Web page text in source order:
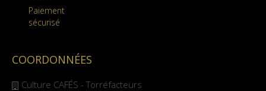
Paiement
sécurisé
COORDONNÉES
Culture CAFÉS - Torréfacteurs